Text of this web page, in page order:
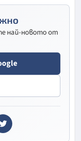
най-новото от